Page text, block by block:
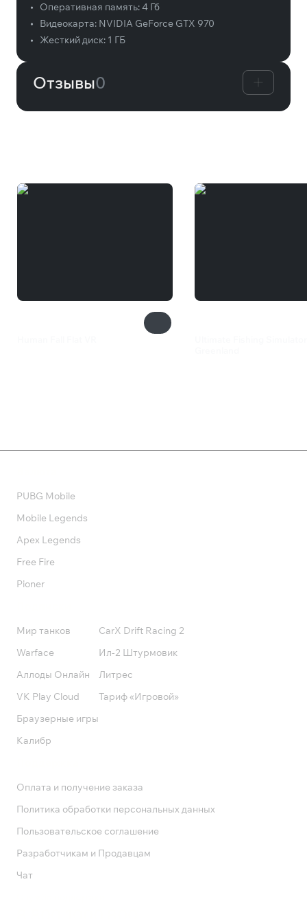
•
Оперативная память:4 Гб
•
Видеокарта: NVIDIA GeForce GTX 970
•
Жесткий диск: 1 ГБ
Отзывы0
PUBG Mobile
Mobile Legends
Apex Legends
Free Fire
Pioner
Мир танков
Warface
Аллоды Онлайн
VK Play Cloud
Браузерные игры
Калибр
CarX Drift Racing 2
Ил-2 Штурмовик
Литрес
Тариф «Игровой»
Оплата и получение заказа
Политика обработки персональных данных
Пользовательское соглашение
Разработчикам и Продавцам
Чат